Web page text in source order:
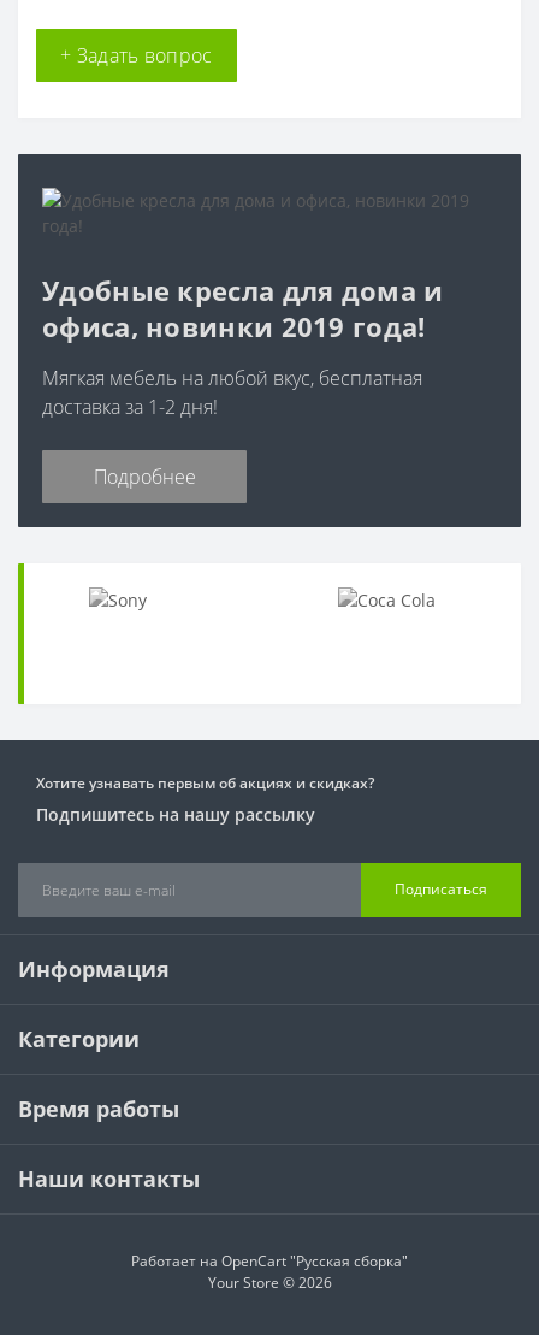
+ Задать вопрос
Удобные кресла для дома и
офиса, новинки 2019 года!
Мягкая мебель на любой вкус, бесплатная
доставка за 1-2 дня!
Подробнее
Хотите узнавать первым об акциях и скидках?
Подпишитесь на нашу рассылку
Подписаться
Информация
Категории
Время работы
Наши контакты
Работает на OpenCart "Русская сборка"
Your Store © 2026